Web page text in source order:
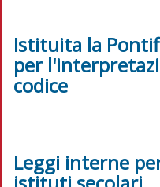
Istituita la
per
codice
Leggi interne